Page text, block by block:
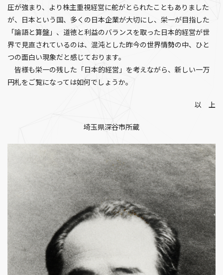
圧が強まり、より株主重視経営に舵がとられたこともありました
が、日本という国、多くの日本企業が大切にし、栄一が目指した
「論語と算盤」、道徳と利益のバランスを取った日本的経営が世
界で見直されているのは、混沌とした昨今の世界情勢の中、ひと
つの面白い現象だと感じております。
皆様も栄一の残した「日本的経営」を考えながら、新しい一万
円札をご覧になっては如何でしょうか。
以 上
埼玉県深谷市所蔵